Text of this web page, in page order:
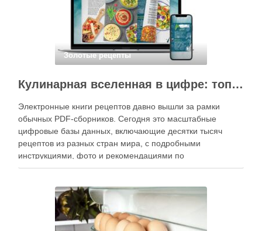
Золотые рецепты
Кулинарная вселенная в цифре: топ-3 самых больших электронных книг рецептов
Электронные книги рецептов давно вышли за рамки
обычных PDF-сборников. Сегодня это масштабные
цифровые базы данных, включающие десятки тысяч
рецептов из разных стран мира, с подробными
инструкциями, фото и рекомендациями по
приготовлению. В отличие от печатных изданий,
контент, расширять коллекции блюд и добавлять новые
функции. Ниже …